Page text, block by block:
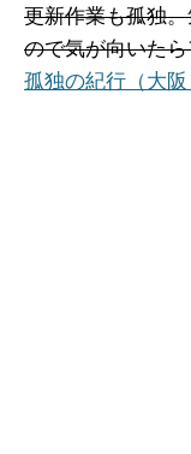
更新作業も孤独
ので気が向いた
孤独の紀行（大